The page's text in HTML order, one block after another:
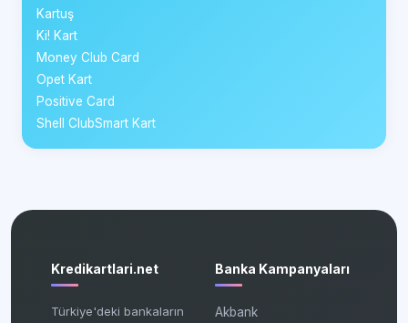
Kartuş
Ki! Kart
Money Club Card
Opet Kart
Positive Card
Shell ClubSmart Kart
Kredikartlari.net
Türkiye'deki bankaların
Banka Kampanyaları
Akbank